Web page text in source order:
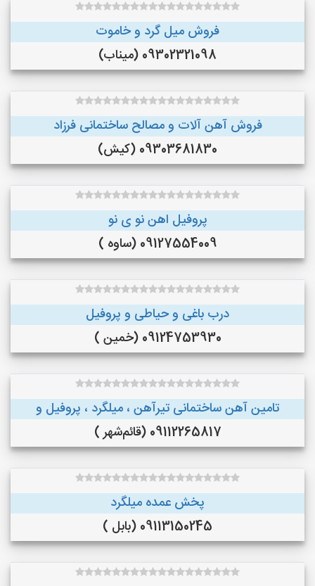
فروش میل گرد و خاموت
09302321098 (میناب)
فروش آهن آلات و مصالح ساختمانی فرزاد
09303681830 (کیش)
پروفیل اهن نو ی نو
09127554009 (ساوه )
درب باغی و حیاطی و پروفیل
09124753930 (خمین )
تامین آهن ساختمانی تیرآهن ، میلگرد ، پروفیل و
09112265817 (قائم‌شهر )
پخش عمده میلگرد
09113150245 (بابل )